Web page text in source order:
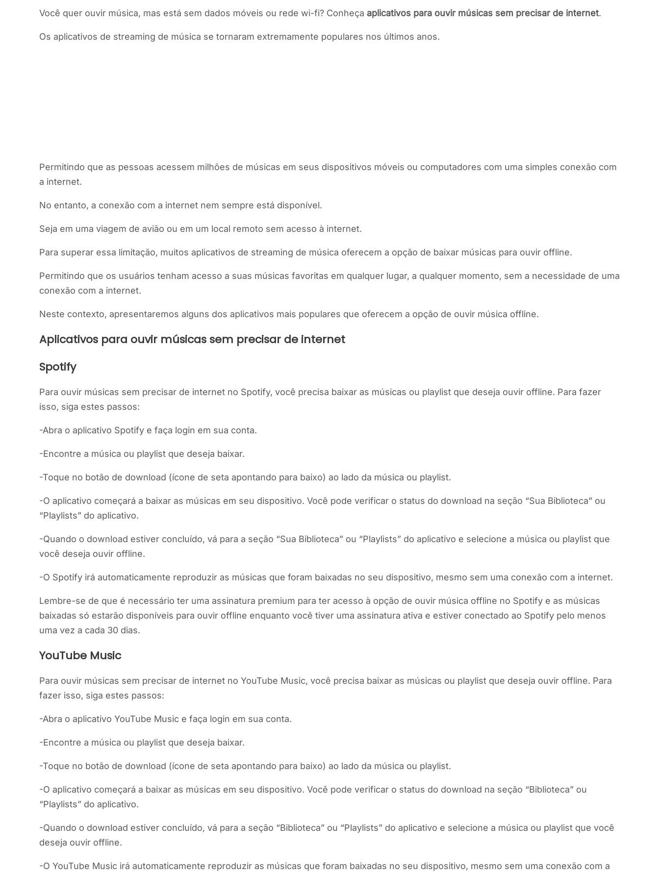
Você quer ouvir música, mas está sem dados móveis ou rede wi-fi? Conheça aplicativos para ouvir músicas sem precisar de internet.
Os aplicativos de streaming de música se tornaram extremamente populares nos últimos anos.
Permitindo que as pessoas acessem milhões de músicas em seus dispositivos móveis ou computadores com uma simples conexão com
a internet.
No entanto, a conexão com a internet nem sempre está disponível.
Seja em uma viagem de avião ou em um local remoto sem acesso à internet.
Para superar essa limitação, muitos aplicativos de streaming de música oferecem a opção de baixar músicas para ouvir offline.
Permitindo que os usuários tenham acesso a suas músicas favoritas em qualquer lugar, a qualquer momento, sem a necessidade de uma
conexão com a internet.
Neste contexto, apresentaremos alguns dos aplicativos mais populares que oferecem a opção de ouvir música offline.
Aplicativos para ouvir músicas sem precisar de internet
Spotify
Para ouvir músicas sem precisar de internet no Spotify, você precisa baixar as músicas ou playlist que deseja ouvir offline. Para fazer
isso, siga estes passos:
-Abra o aplicativo Spotify e faça login em sua conta.
-Encontre a música ou playlist que deseja baixar.
-Toque no botão de download (ícone de seta apontando para baixo) ao lado da música ou playlist.
-O aplicativo começará a baixar as músicas em seu dispositivo. Você pode verificar o status do download na seção “Sua Biblioteca” ou
“Playlists” do aplicativo.
-Quando o download estiver concluído, vá para a seção “Sua Biblioteca” ou “Playlists” do aplicativo e selecione a música ou playlist que
você deseja ouvir offline.
-O Spotify irá automaticamente reproduzir as músicas que foram baixadas no seu dispositivo, mesmo sem uma conexão com a internet.
Lembre-se de que é necessário ter uma assinatura premium para ter acesso à opção de ouvir música offline no Spotify e as músicas
baixadas só estarão disponíveis para ouvir offline enquanto você tiver uma assinatura ativa e estiver conectado ao Spotify pelo menos
uma vez a cada 30 dias.
YouTube Music
Para ouvir músicas sem precisar de internet no YouTube Music, você precisa baixar as músicas ou playlist que deseja ouvir offline. Para
fazer isso, siga estes passos:
-Abra o aplicativo YouTube Music e faça login em sua conta.
-Encontre a música ou playlist que deseja baixar.
-Toque no botão de download (ícone de seta apontando para baixo) ao lado da música ou playlist.
-O aplicativo começará a baixar as músicas em seu dispositivo. Você pode verificar o status do download na seção “Biblioteca” ou
“Playlists” do aplicativo.
-Quando o download estiver concluído, vá para a seção “Biblioteca” ou “Playlists” do aplicativo e selecione a música ou playlist que você
deseja ouvir offline.
-O YouTube Music irá automaticamente reproduzir as músicas que foram baixadas no seu dispositivo, mesmo sem uma conexão com a